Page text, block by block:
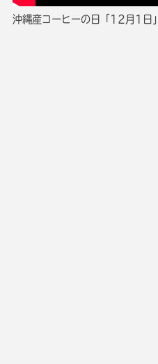
沖縄産コーヒーの日「12月1日」